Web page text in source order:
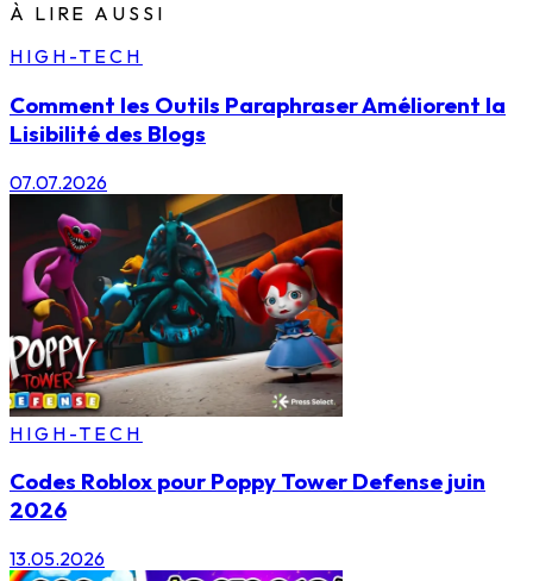
À LIRE AUSSI
HIGH-TECH
Comment les Outils Paraphraser Améliorent la
Lisibilité des Blogs
07.07.2026
HIGH-TECH
Codes Roblox pour Poppy Tower Defense juin
2026
13.05.2026